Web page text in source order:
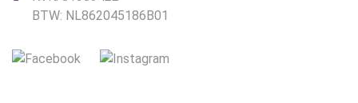
BTW: NL862045186B01